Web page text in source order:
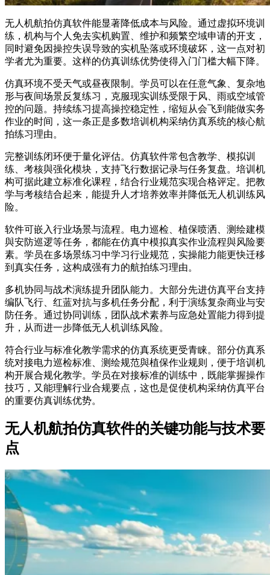
无人机航拍仿真软件能显著降低成本与风险。通过虚拟环境训
练，机构与个人免去实机购置、维护和频繁空域申请的开支，
同时避免因操控失误导致的实机坠落或环境破坏，这一点对初
学者尤为重要。这样的仿真训练优势使得入门门槛大幅下降。
仿真环境不受天气或昼夜限制。学员可以在任意气象、复杂地
形与夜间场景反复练习，克服现实训练受限于风、雨或空域管
控的问题。持续练习提高操控稳定性，缩短从会飞到能做实务
作业的时间，这一条正是多数培训机构采纳仿真系统的核心航
拍练习理由。
完整训练闭环便于量化评估。仿真软件常包含教学、模拟训
练、考核與强化模块，支持飞行数据记录与任务复盘。培训机
构可据此建立标准化课程，结合行业规范实现合格评定。把教
学与考核结合起来，能提升人才培养效率并降低无人机训练风
险。
软件可嵌入行业场景与流程。电力巡检、植保喷洒、测绘建模
與安防巡逻等任务，都能在仿真中模拟真实作业流程與风险要
素。学员在多场景练习中学习行业规范，实操能力能更快迁移
到真实任务，这构成强有力的航拍练习理由。
多机协同与战术演练提升团队能力。大部分先进仿真平台支持
编队飞行、红蓝对抗与多机任务分配，利于演练复杂商业与安
防任务。通过协同训练，团队战术素养与应急处置能力得到提
升，从而进一步降低无人机训练风险。
符合行业与标准化教学需求的仿真系统更受青睐。部分仿真系
统对接电力巡检标准、测绘规范與植保作业规则，便于培训机
构开展合规化教学。学员在对接标准的训练中，既能掌握操作
技巧，又能理解行业合规要点，这也是促使机构采纳仿真平台
的重要仿真训练优势。
无人机航拍仿真软件的关键功能与技术要
点